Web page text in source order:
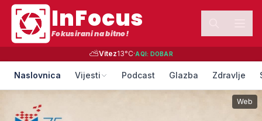
InFocus
Fokusirani na bitno!
⛅Vitez13°C·AQI: DOBAR
Naslovnica Vijesti Podcast Glazba Zdravlje
Web